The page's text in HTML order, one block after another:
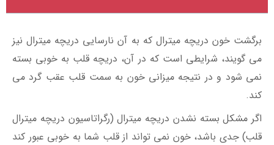
برگشت خون دریچه میترال که به آن نارسایی دریچه میترال نیز
می گویند، شرایطی است که در آن، دریچه قلب به خوبی بسته
نمی شود و در نتیجه میزانی خون به سمت قلب عقب گرد می
کند.
اگر مشکل بسته نشدن دریچه میترال (رگراتاسیون دریچه میترال
قلب) جدی باشد، خون نمی تواند از قلب شما به خوبی عبور کند